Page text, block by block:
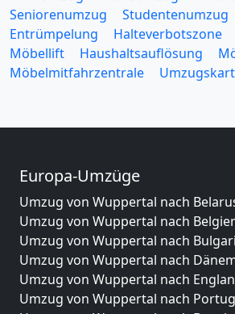
Seniorenumzug
Studentenumzug
Entrümpelung
Halteverbotszone
Möbellift
Haushaltsauflösung
Möbelmitfahrzentrale
Europa-Umzüge
Umzug von Wuppertal nach
Umzug von Wuppertal nach
Umzug von Wuppertal nach
Umzug von Wuppertal nach
Umzug von Wuppertal nach
Umzug von Wuppertal nach